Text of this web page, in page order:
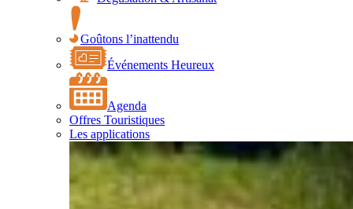
Goûtons l’inattendu
Événements Heureux
Agenda
Offres Touristiques
Les applications